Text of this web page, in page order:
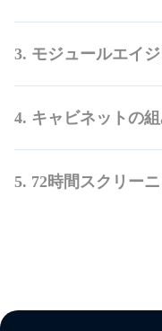
3. モジュールエイ
4. キャビネットの
5. 72時間スクリー